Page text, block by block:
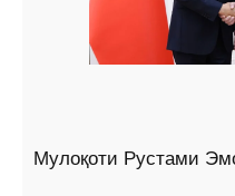
Мулоқоти Рустами